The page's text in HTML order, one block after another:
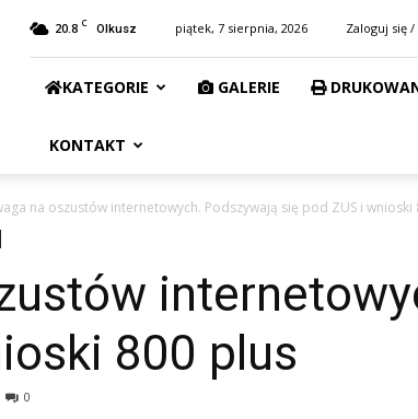
20.8 C Olkusz piątek, 7 sierpnia, 2026 Zaloguj się /
KATEGORIE GALERIE
KONTAKT
na oszustów internetowych. Podszywają się pod ZUS i wnioski
800 plus
0